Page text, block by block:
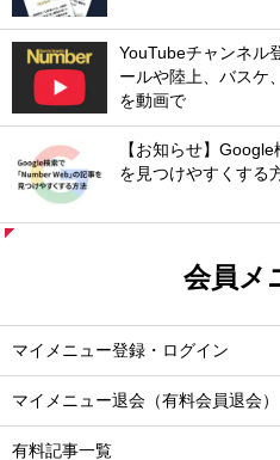
YouTubeチャンネル
ールや陸上、バスケ
を動画で
【お知らせ】
を見つけやすくする
会員メ
マイメニュー登録・ログイン
マイメニュー退会（有料会員退会）
有料記事一覧